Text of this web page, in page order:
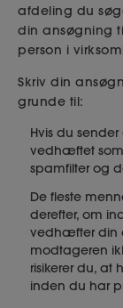
afdeling du
din ansøgning
person i
Skriv din
grunde til:
Hvis du
vedhæftet som
spamfilter og
De fleste
derefter, om
vedhæfter din
modtageren
risikerer du, at
inden du har